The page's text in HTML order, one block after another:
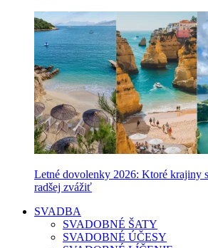
Letné dovolenky 2026: Ktoré krajiny
radšej zvážiť
SVADBA
SVADOBNÉ ŠATY
SVADOBNÉ ÚČESY